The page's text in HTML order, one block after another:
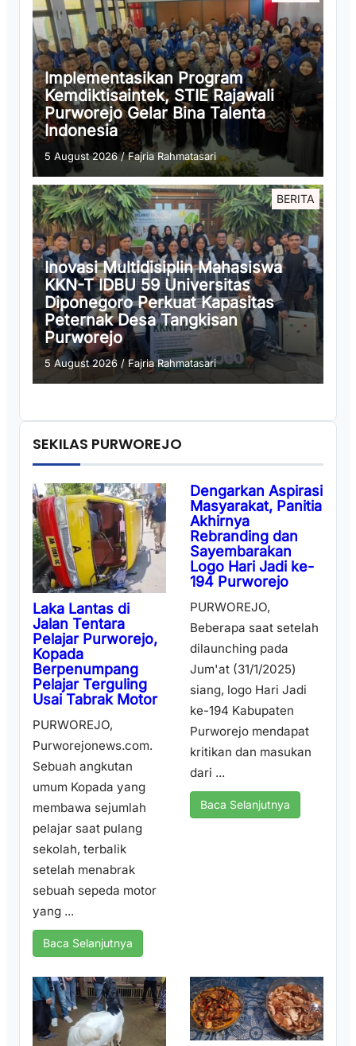
Implementasikan Program
Kemdiktisaintek, STIE Rajawali
Purworejo Gelar Bina Talenta
Indonesia
5 August 2026/Fajria Rahmatasari
BERITA
Inovasi Multidisiplin Mahasiswa
KKN-T IDBU 59 Universitas
Diponegoro Perkuat Kapasitas
Peternak Desa Tangkisan
Purworejo
5 August 2026 /Fajria Rahmatasari
SEKILAS PURWOREJO
Laka Lantas di
Jalan Tentara
Pelajar Purworejo,
Kopada
Berpenumpang
Pelajar Terguling
Usai Tabrak Motor
PURWOREJO,
Purworejonews.com.
Sebuah angkutan
umum Kopada yang
membawa sejumlah
pelajar saat pulang
sekolah, terbalik
setelah menabrak
sebuah sepeda motor
yang ...
Baca Selanjutnya
Dengarkan Aspirasi
Masyarakat, Panitia
Akhirnya
Rebranding dan
Sayembarakan
Logo Hari Jadi ke-
194 Purworejo
PURWOREJO,
Beberapa saat setelah
dilaunching pada
Jum'at (31/1/2025)
siang, logo Hari Jadi
ke-194 Kabupaten
Purworejo mendapat
kritikan dan masukan
dari ...
Baca Selanjutnya